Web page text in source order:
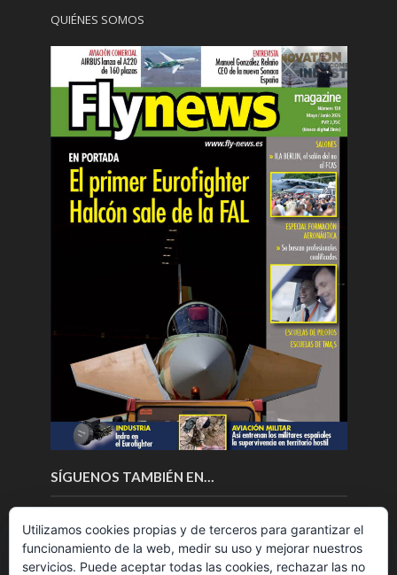
QUIÉNES SOMOS
SÍGUENOS TAMBIÉN EN…
Utilizamos cookies propias y de terceros para garantizar el
funcionamiento de la web, medir su uso y mejorar nuestros
servicios. Puede aceptar todas las cookies, rechazar las no